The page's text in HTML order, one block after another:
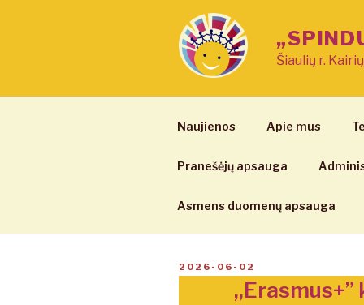
Šiaulių r.
Naujienos Apie mus
Pranešėjų apsauga
Asmens duomenų apsauga
PASKELBTA
2026-06-02